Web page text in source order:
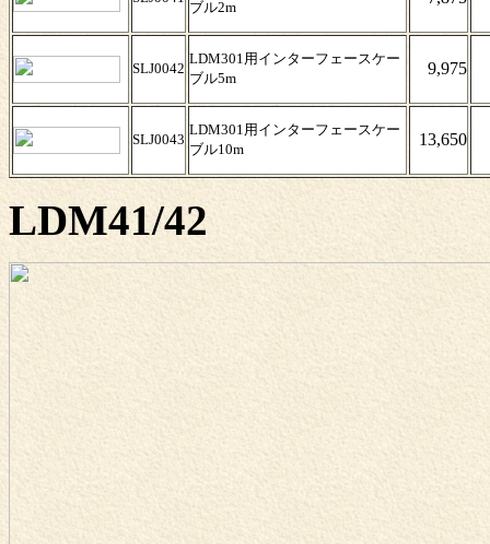
ブル2m
SLJ0042
LDM301用インターフェースケー
ブル5m
9,975
SLJ0043
LDM301用インターフェースケー
ブル10m
13,650
LDM41/42